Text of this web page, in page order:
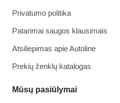
Privatumo politika
Patarimai saugos klausimais
Atsiliepimas apie Autoline
Prekių ženklų katalogas
Mūsų pasiūlymai